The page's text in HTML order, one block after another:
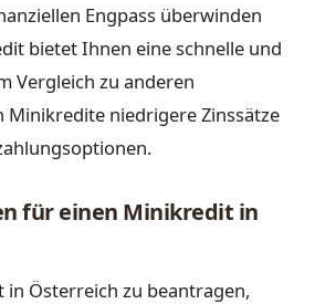
Engpass überwinden
bietet Ihnen eine schnelle und
Vergleich zu anderen
niedrigere Zinssätze
für einen Minikredit in
Österreich zu beantragen,